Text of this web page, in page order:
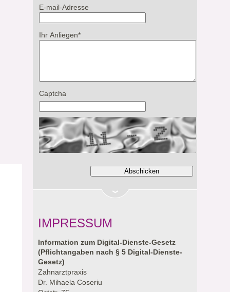
E-mail-Adresse
Ihr Anliegen*
Captcha
IMPRESSUM
Information zum Digital-Dienste-Gesetz
(Pflichtangaben nach § 5 Digital-Dienste-
Gesetz)
Zahnarztpraxis
Dr. Mihaela Coseriu